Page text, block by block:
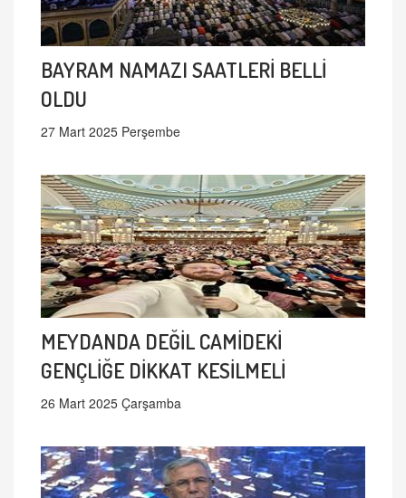
BAYRAM NAMAZI SAATLERİ BELLİ
OLDU
27 Mart 2025 Perşembe
MEYDANDA DEĞİL CAMİDEKİ
GENÇLİĞE DİKKAT KESİLMELİ
26 Mart 2025 Çarşamba